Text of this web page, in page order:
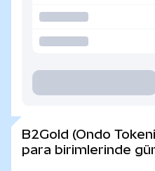
B2Gold (Ondo
para birimlerinde